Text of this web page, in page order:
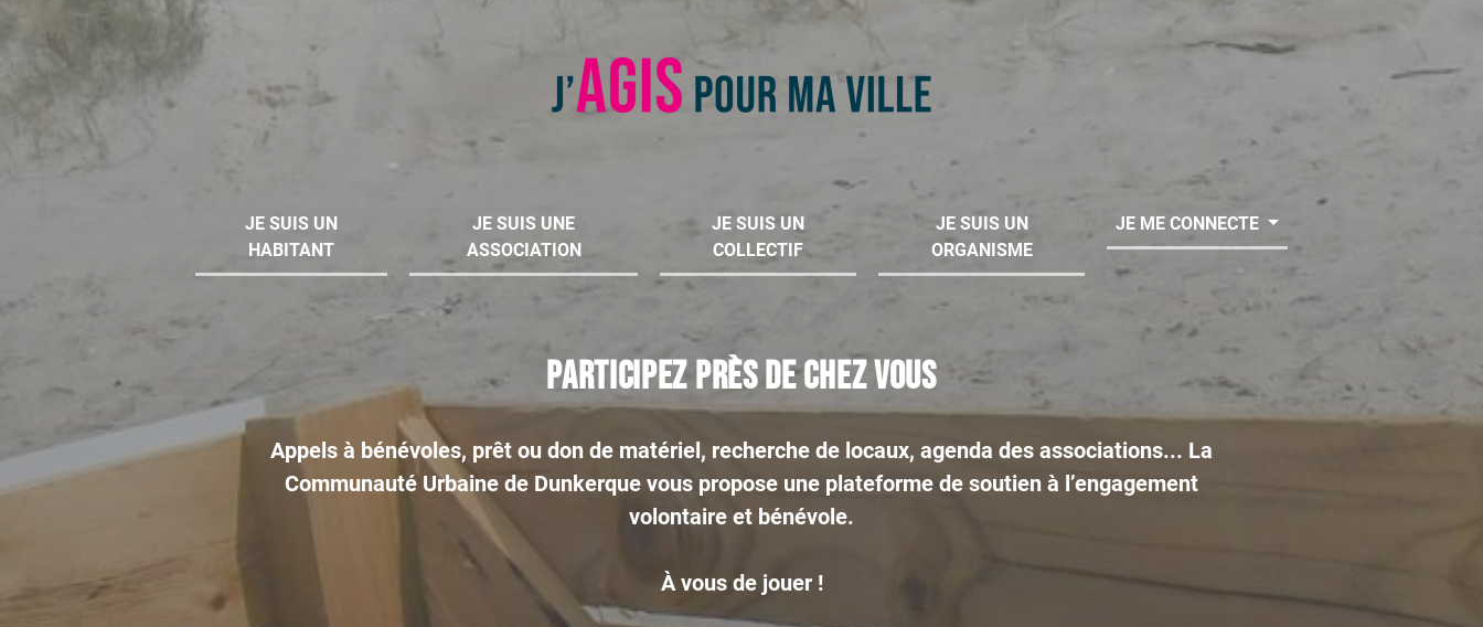
JE SUIS UN
HABITANT
JE SUIS UNE
ASSOCIATION
JE SUIS UN
COLLECTIF
JE SUIS UN
ORGANISME
JE ME CONNECTE
Participez près de chez vous
Appels à bénévoles, prêt ou don de matériel, recherche de locaux, agenda des associations... La
Communauté Urbaine de Dunkerque vous propose une plateforme de soutien à l’engagement
volontaire et bénévole.
À vous de jouer !